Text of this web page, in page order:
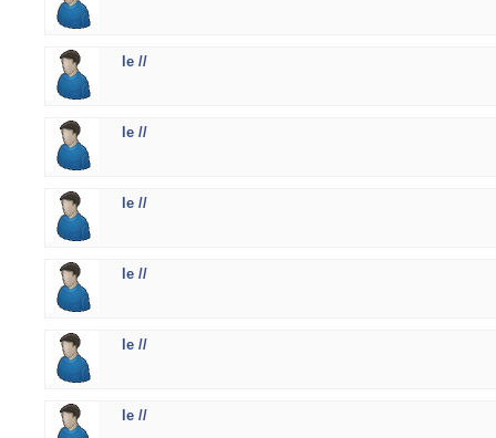
le //
le //
le //
le //
le //
le //